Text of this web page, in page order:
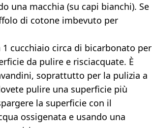
una macchia (su capi bianchi). Se
di cotone imbevuto per
cucchiaio circa di bicarbonato per
da pulire e risciacquate. È
soprattutto per la pulizia a
pulire una superficie più
la superficie con il
ossigenata e usando una